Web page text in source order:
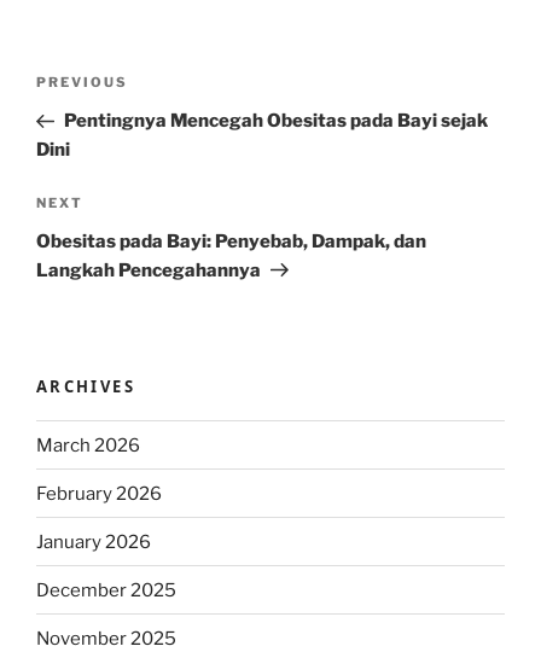
Previous
Post
PREVIOUS
Pentingnya Mencegah Obesitas pada Bayi sejak
Dini
Next
Post
NEXT
Obesitas pada Bayi: Penyebab, Dampak, dan
Langkah Pencegahannya
ARCHIVES
March 2026
February 2026
January 2026
December 2025
November 2025